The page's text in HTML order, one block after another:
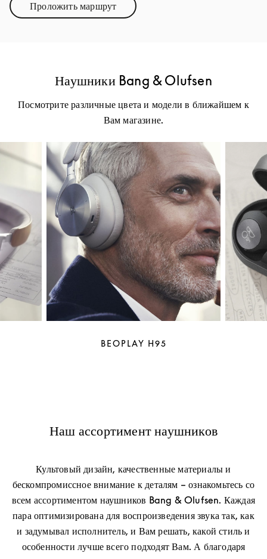
Проложить маршрутLink Opens in New Tab
Наушники Bang & Olufsen
Посмотрите различные цвета и модели в ближайшем к
Вам магазине.
BEOPLAY H95
Наш ассортимент наушников
Культовый дизайн, качественные материалы и
бескомпромиссное внимание к деталям – ознакомьтесь со
всем ассортиментом наушников Bang & Olufsen. Каждая
пара оптимизирована для воспроизведения звука так, как
и задумывал исполнитель, и Вам решать, какой стиль и
особенности лучше всего подходят Вам. А благодаря